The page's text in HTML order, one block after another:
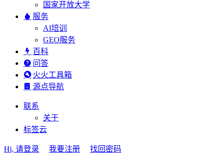
国家开放大学
服务
AI培训
GEO服务
百科
问答
火火工具箱
源点导航
联系
关于
标签云
Hi, 请登录 我要注册
找回密码